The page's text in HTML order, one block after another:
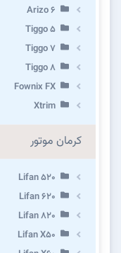
Arizo 6
Tiggo 5
Tiggo 7
Tiggo 8
Fownix FX
Xtrim
کرمان موتور
Lifan 520
Lifan 620
Lifan 820
Lifan X50